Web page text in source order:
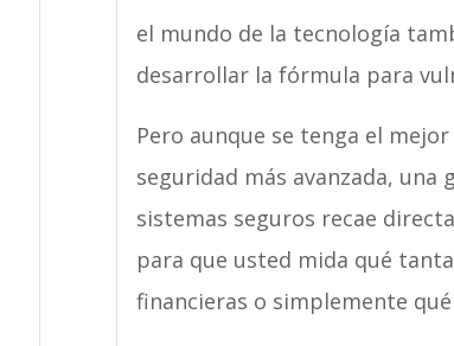
el mundo de la tecnología
desarrollar la fórmula para
Pero aunque se tenga el
seguridad más avanzada,
sistemas seguros recae
para que usted mida qué
financieras o simplemente